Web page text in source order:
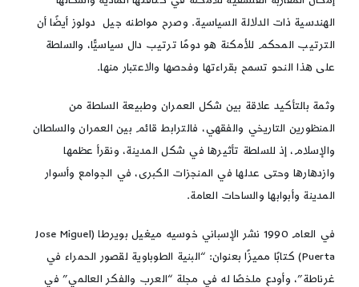
الهندسية ذات الدلالة السياسية. وصرح مواطنه جيل دولوز أيضًا أن
الترتيب المحكم للأمكنة هو دومًا ترتيب دال سياسيًّا، والسلطة
على هذا النحو تسمح بقراءتها وفحصها والاعتبار منها.
وثمة بالتأكيد علاقة بين شكل العمران وطبيعة السلطة من
المنظورين التاريخي والفقهي، فالترابط قائم بين العمران والسلطان
والإسلام، إذ للسلطة تأثيرها في شكل المدينة، ونقرأ عظمها
وازدهارها وحتى عدلها في المنجزات الكبرى، في الجوامع وأسوار
المدينة وأبوابها والساحات العامة.
في العام 1990 نشر الإسباني خوسيه ميغيل بويرطا (Jose Miguel
Puerta) كتابًا مميزًا بعنوان: “البنية الطوباوية لقصور الحمراء في
غرناطة”، وأودع ملخصًا له في مجلة “العرب والفكر العالمي” في